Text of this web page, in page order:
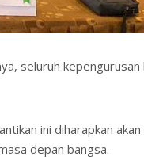
seluruh
ini diharapkan
depan bangsa.